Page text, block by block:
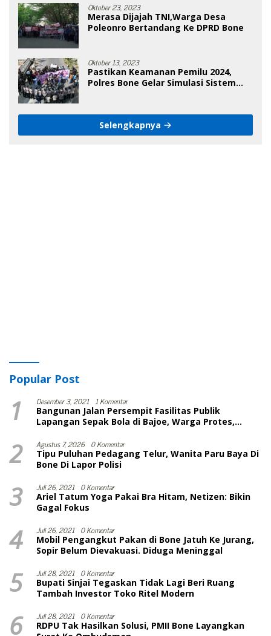
Oktober 23, 2023
Merasa Dijajah TNI,Warga Desa
Poleonro Bertandang Ke DPRD Bone
Oktober 13, 2023
Pastikan Keamanan Pemilu 2024,
Polres Bone Gelar Simulasi Sistem
Selengkapnya
Popular Post
1 Desember 3, 2021 1 Komentar
Bangunan Jalan Persempit Fasilitas Publik
Lapangan Sepak Bola di Bajoe, Warga Protes,
2 Agustus 7, 2026 0 Komentar
Tipu Puluhan Pedagang Telur, Wanita Paru Baya Di
Bone Di Lapor Polisi
3 Juli 26, 2021 0 Komentar
Ariel Tatum Yoga Pakai Bra Hitam, Netizen: Bikin
Gagal Fokus
4 Juli 26, 2021 0 Komentar
Mobil Pengangkut Pakan di Bone Jatuh Ke Jurang,
Sopir Belum Dievakuasi. Diduga Meninggal
5 Juli 28, 2021 0 Komentar
Bupati Sinjai Tegaskan Tidak Lagi Beri Ruang
Tambah Investor Toko Ritel Modern
6 Juli 28, 2021 0 Komentar
RDPU Tak Hasilkan Solusi, PMII Bone Layangkan